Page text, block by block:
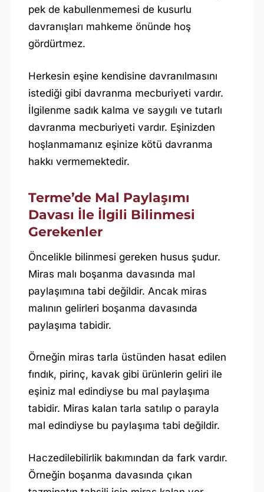
pek de kabullenmemesi de kusurlu
davranışları mahkeme önünde hoş
gördürtmez.
Herkesin eşine kendisine davranılmasını
istediği gibi davranma mecburiyeti vardır.
İlgilenme sadık kalma ve saygılı ve tutarlı
davranma mecburiyeti vardır. Eşinizden
hoşlanmamanız eşinize kötü davranma
hakkı vermemektedir.
Terme’de Mal Paylaşımı
Davası İle İlgili Bilinmesi
Gerekenler
Öncelikle bilinmesi gereken husus şudur.
Miras malı boşanma davasında mal
paylaşımına tabi değildir. Ancak miras
malının gelirleri boşanma davasında
paylaşıma tabidir.
Örneğin miras tarla üstünden hasat edilen
fındık, pirinç, kavak gibi ürünlerin geliri ile
eşiniz mal edindiyse bu mal paylaşıma
tabidir. Miras kalan tarla satılıp o parayla
mal edindiyse bu paylaşıma tabi değildir.
Haczedilebilirlik bakımından da fark vardır.
Örneğin boşanma davasında çıkan